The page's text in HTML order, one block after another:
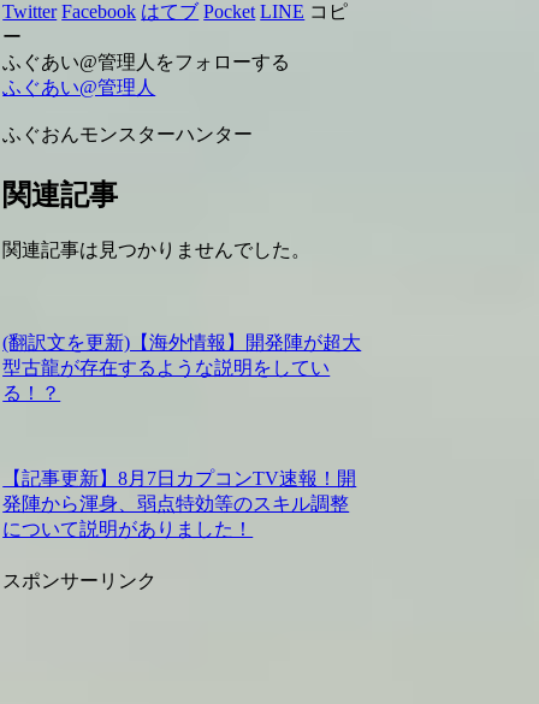
Twitter Facebook はてブ Pocket LINE コピ
ー
ふぐあい@管理人をフォローする
ふぐあい@管理人
ふぐおんモンスターハンター
関連記事
関連記事は見つかりませんでした。
(翻訳文を更新)【海外情報】開発陣が超大
型古龍が存在するような説明をしてい
る！？
【記事更新】8月7日カプコンTV速報！開
発陣から渾身、弱点特効等のスキル調整
について説明がありました！
スポンサーリンク